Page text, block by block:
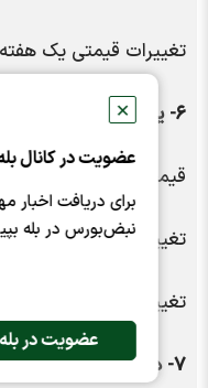
✕
عضویت در کانال
برای دریافت اخبار
نبض‌بورس در بله
عضویت در بله
تغییرات قیمتی یک هفته اخیر: ۳.۶۵
۶- یو اس دی کوین
قیمت: ۰.۹۹۹۹ دلار
تغییرات قیمتی ۲۴ ساعت گذشته: ۰.۰۰ درصد افزایش
تغییرات قیمتی یک هفته اخیر: ۰.۰۱
۷- دوج کوین